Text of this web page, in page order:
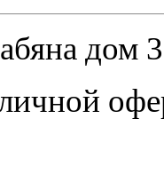
дом